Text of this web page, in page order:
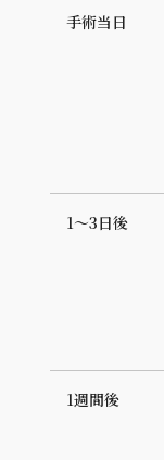
手術当日
1〜3日後
1週間後